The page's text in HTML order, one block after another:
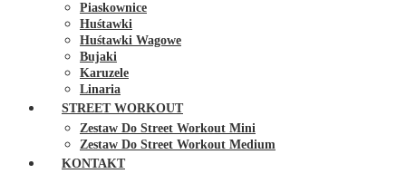
Piaskownice
Huśtawki
Huśtawki Wagowe
Bujaki
Karuzele
Linaria
STREET WORKOUT
Zestaw Do Street Workout Mini
Zestaw Do Street Workout Medium
KONTAKT